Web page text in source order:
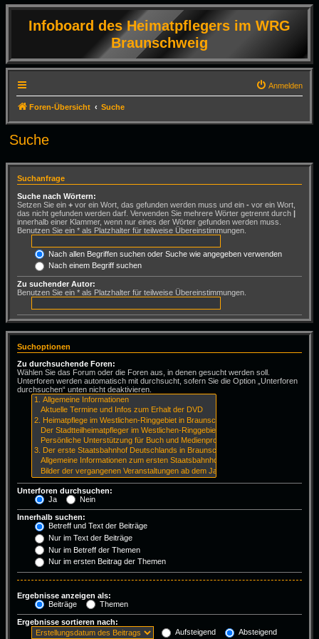
Infoboard des Heimatpflegers im WRG
Braunschweig
Anmelden
Foren-Übersicht Suche
Suche
Suchanfrage
Suche nach Wörtern:
Setzen Sie ein + vor ein Wort, das gefunden werden muss und ein - vor ein Wort,
das nicht gefunden werden darf. Verwenden Sie mehrere Wörter getrennt durch |
innerhalb einer Klammer, wenn nur eines der Wörter gefunden werden muss.
Benutzen Sie ein * als Platzhalter für teilweise Übereinstimmungen.
Nach allen Begriffen suchen oder Suche wie angegeben verwenden
Nach einem Begriff suchen
Zu suchender Autor:
Benutzen Sie ein * als Platzhalter für teilweise Übereinstimmungen.
Suchoptionen
Zu durchsuchende Foren:
Wählen Sie das Forum oder die Foren aus, in denen gesucht werden soll.
Unterforen werden automatisch mit durchsucht, sofern Sie die Option „Unterforen
durchsuchen“ unten nicht deaktivieren.
Unterforen durchsuchen:
Ja
Nein
Innerhalb suchen:
Betreff und Text der Beiträge
Nur im Text der Beiträge
Nur im Betreff der Themen
Nur im ersten Beitrag der Themen
Ergebnisse anzeigen als:
Beiträge
Themen
Ergebnisse sortieren nach:
Aufsteigend
Absteigend